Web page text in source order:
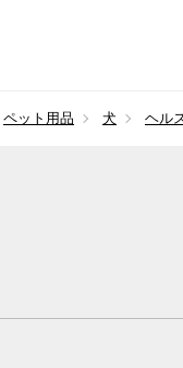
ペット用品 犬 ヘル